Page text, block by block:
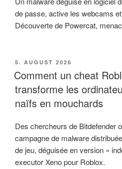
de passe, active les webcams
Découverte de Powercat,
VERÖFFENTLICHT
AM
5. AUGUST 2026
Comment un cheat
transforme les
naïfs en mouchards
Des chercheurs de Bitdefender
campagne de malware
de jeu, déguisée en version «
executor Xeno pour Roblox.